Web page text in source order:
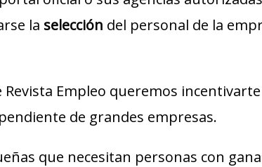
la selección del personal de la
Revista Empleo queremos
de grandes empresas.
que necesitan personas con